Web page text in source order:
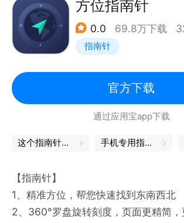
[量角器]通过摄像头实景测量角度，测
[手持弹幕]手持弹幕，行走的弹幕，做
[地图]地图中显示当前所在位置和准确
南针的精准度。
[罗盘样式]多种罗盘样式随意切换，满
同风格的需要，UI简洁美观。
[AR]AR实景，全方位展示方向。
等，你还在犹豫吗？让您彻底告别出门
困惑吧。
方位指南针
0.0 69.8万下载
指南针
官方下载
通过应用宝app下载
这个指南针可以找着北 手机专用指南针
【指南针】
1、精准方位，帮您快速找到东南西北
2、360°罗盘旋转刻度，页面更精简